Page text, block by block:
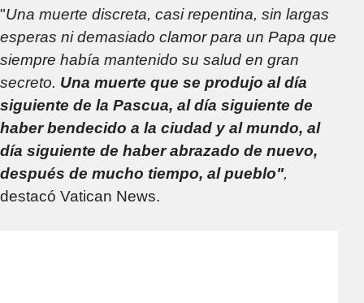
"Una muerte discreta, casi repentina, sin largas
esperas ni demasiado clamor para un Papa que
siempre había mantenido su salud en gran
secreto. Una muerte que se produjo al día
siguiente de la Pascua, al día siguiente de
haber bendecido a la ciudad y al mundo, al
día siguiente de haber abrazado de nuevo,
después de mucho tiempo, al pueblo",
destacó Vatican News.